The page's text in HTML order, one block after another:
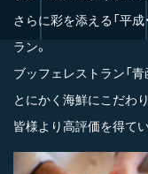
さらに彩を添える「平成
ラン。
ブッフェレストラン「青
とにかく海鮮にこだわ
皆様より高評価を得てい